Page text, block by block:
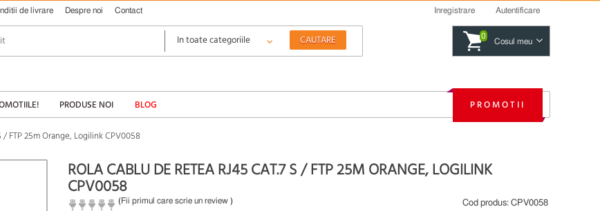
de livrare Despre noi Contact Inregistrare Autentificare
0
Cosul meu
PRODUSE NOI BLOG PROMOTII
FTP 25m Orange, Logilink CPV0058
ROLA CABLU DE RETEA RJ45 CAT.7 S / FTP 25M ORANGE, LOGILINK
CPV0058
(Fii primul care scrie un review ) Cod produs: CPV0058